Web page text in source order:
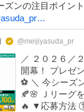
ズンの注目ポイント
@meijiyasuda_pr
／ ２０２６／
開幕！ プレゼ
⚽ ＼ 今シーズ
🍂🌸 Ｊリーグ
🔥 ▼応募方法 ①@meijiyasuda_pr を